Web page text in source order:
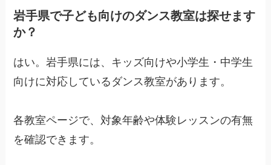
岩手県で子ども向けのダンス教室は探せます
か？
はい。岩手県には、キッズ向けや小学生・中学生
向けに対応しているダンス教室があります。
各教室ページで、対象年齢や体験レッスンの有無
を確認できます。